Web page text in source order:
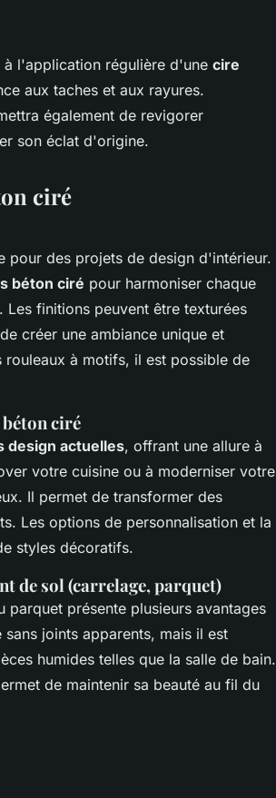
l'application régulière d'une cire
aux taches et aux rayures.
également de revigorer
son éclat d'origine.
ciré
pour des projets de design d'intérieur.
béton ciré pour harmoniser chaque
Les finitions peuvent être texturées
créer une ambiance unique et
rouleaux à motifs, il est possible de
ciré
design actuelles, offrant une allure à
votre cuisine ou à moderniser votre
Il permet de transformer des
Les options de personnalisation et la
styles décoratifs.
de sol (carrelage, parquet)
présente plusieurs avantages
joints apparents, mais il est
humides telles que la salle de bain.
de maintenir sa beauté au fil du